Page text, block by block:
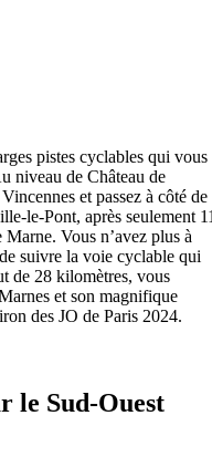
pistes cyclables qui vous
niveau de Château de
et passez à côté de
le-Pont, après seulement
Vous n’avez plus à
suivre la voie cyclable qui
de 28 kilomètres, vous
et son magnifique
des JO de Paris 2024.
le Sud-Ouest